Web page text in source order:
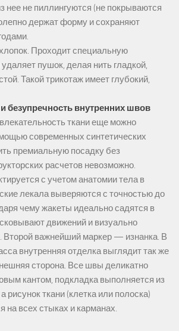
нее не пиллингуются (не покрываются
держат форму и сохраняют
Проходит специальную
пушок, делая нить гладкой,
Такой трикотаж имеет глубокий,
безупречность внутренних швов
ткани еще можно
современных синтетических
премиальную посадку без
расчетов невозможно.
с учетом анатомии тела в
лекала выверяются с точностью до
чему жакеты идеально садятся в
движений и визуально
Второй важнейший маркер — изнанка. В
внутренняя отделка выглядит так же
сторона. Все швы деликатно
кантом, подкладка выполняется из
ткани (клетка или полоска)
на всех стыках и карманах.